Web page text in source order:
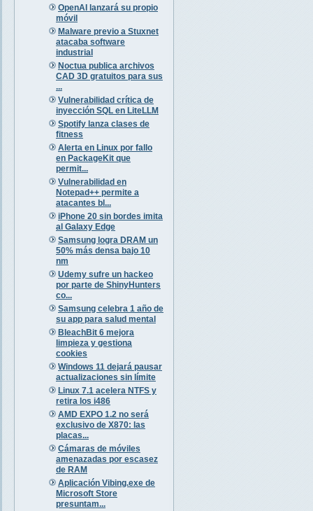
OpenAI lanzará su propio
móvil
Malware previo a Stuxnet
atacaba software
industrial
Noctua publica archivos
CAD 3D gratuitos para sus
...
Vulnerabilidad crítica de
inyección SQL en LiteLLM
Spotify lanza clases de
fitness
Alerta en Linux por fallo
en PackageKit que
permit...
Vulnerabilidad en
Notepad++ permite a
atacantes bl...
iPhone 20 sin bordes imita
al Galaxy Edge
Samsung logra DRAM un
50% más densa bajo 10
nm
Udemy sufre un hackeo
por parte de ShinyHunters
co...
Samsung celebra 1 año de
su app para salud mental
BleachBit 6 mejora
limpieza y gestiona
cookies
Windows 11 dejará pausar
actualizaciones sin límite
Linux 7.1 acelera NTFS y
retira los i486
AMD EXPO 1.2 no será
exclusivo de X870: las
placas...
Cámaras de móviles
amenazadas por escasez
de RAM
Aplicación Vibing.exe de
Microsoft Store
presuntam...